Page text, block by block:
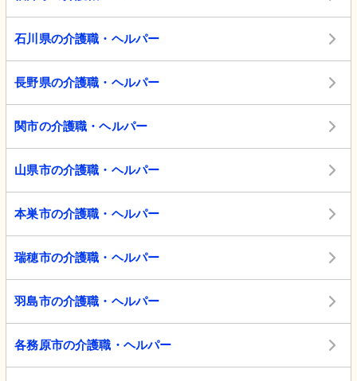
石川県の介護職・ヘルパー
長野県の介護職・ヘルパー
関市の介護職・ヘルパー
山県市の介護職・ヘルパー
本巣市の介護職・ヘルパー
瑞穂市の介護職・ヘルパー
羽島市の介護職・ヘルパー
各務原市の介護職・ヘルパー